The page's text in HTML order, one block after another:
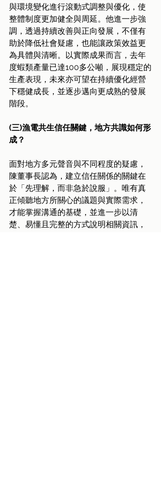
與環境變化進行滾動式調整與優化，使
整體制度更加健全與周延。他進一步強
調，透過持續改善與正向發展，不僅有
助於降低社會疑慮，也能讓政策效益更
為具體與清晰。以實際成果而言，去年
度蝦類產量已達100多公噸，展現穩定的
生產表現，未來亦可望在持續優化經營
下穩健成長，並逐步邁向更成熟的發展
階段。
(三)漁電共生信任關鍵，地方共識如何形
成？
面對地方多元聲音與不同程度的疑慮，
陳董事長認為，建立信任關係的關鍵在
於「先理解，而非急於說服」。唯有真
正傾聽地方所關心的議題與實際需求，
才能掌握溝通的基礎，並進一步以清
楚、易懂且完整的方式說明相關資訊，